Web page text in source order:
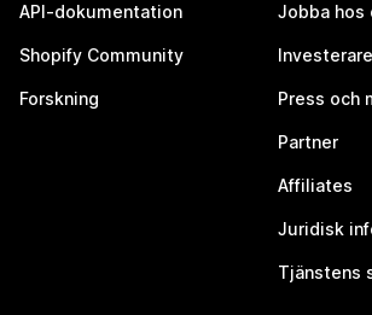
API-dokumentation
Shopify Community
Forskning
Jobba hos
Investerare
Press och
Partner
Affiliates
Juridisk
Tjänstens